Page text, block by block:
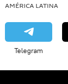
AMÉRICA LATINA
Telegram